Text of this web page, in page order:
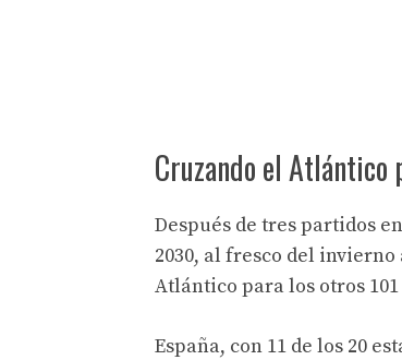
Cruzando el Atlántico
Después de tres partidos
2030, al fresco del
Atlántico para los otros
España, con 11 de los 20